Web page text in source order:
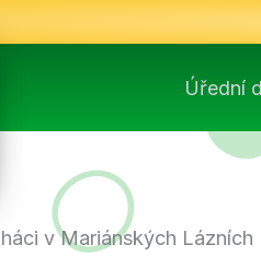
Úřední
v Mariánských Lázních